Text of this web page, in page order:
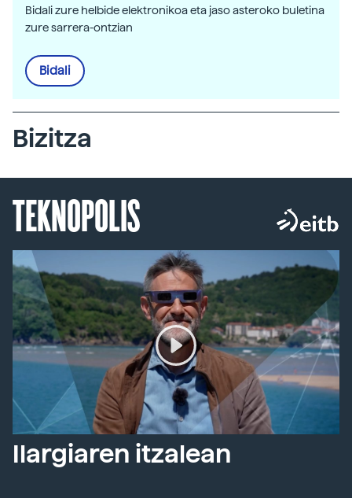
Bidali zure helbide elektronikoa eta jaso asteroko buletina
zure sarrera-ontzian
Bidali
Bizitza
TEKNOPOLIS
Ilargiaren itzalean